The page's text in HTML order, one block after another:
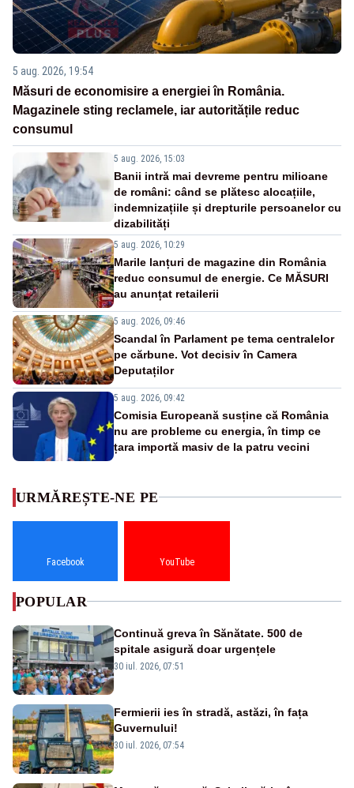
5 aug. 2026, 19:54
Măsuri de economisire a energiei în România.
Magazinele sting reclamele, iar autoritățile reduc
consumul
5 aug. 2026, 15:03
Banii intră mai devreme pentru milioane
de români: când se plătesc alocațiile,
indemnizațiile și drepturile persoanelor cu
dizabilități
5 aug. 2026, 10:29
Marile lanțuri de magazine din România
reduc consumul de energie. Ce MĂSURI
au anunțat retailerii
5 aug. 2026, 09:46
Scandal în Parlament pe tema centralelor
pe cărbune. Vot decisiv în Camera
Deputaților
5 aug. 2026, 09:42
Comisia Europeană susține că România
nu are probleme cu energia, în timp ce
țara importă masiv de la patru vecini
URMĂREȘTE-NE PE
Facebook YouTube
POPULAR
Continuă greva în Sănătate. 500 de
spitale asigură doar urgențele
30 iul. 2026, 07:51
Fermierii ies în stradă, astăzi, în fața
Guvernului!
30 iul. 2026, 07:54